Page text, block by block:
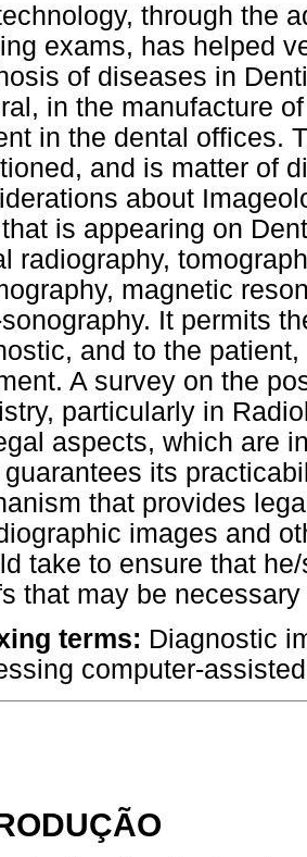
through the
exams, has helped
of diseases in
in the manufacture
in the dental offices.
and is matter of
about
is appearing on
radiography,
magnetic
It permits
and to the
A survey on the
particularly in
aspects, which are
its
that provides
images and
take to ensure that
that may be
terms: Diagnostic
computer-